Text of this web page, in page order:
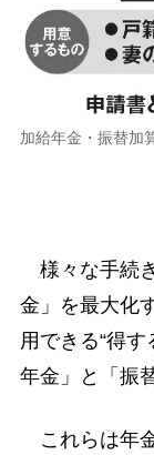
加給年金・振替加
様々な手続
金」を最大化
用できる“得
年金」と「振
これらは年